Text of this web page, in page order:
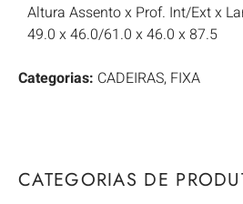
CATEGORIAS DE
Altura Assento x Prof. Int/Ext x
49.0 x 46.0/61.0 x 46.0 x 87.5
Categorias: CADEIRAS, FIXA